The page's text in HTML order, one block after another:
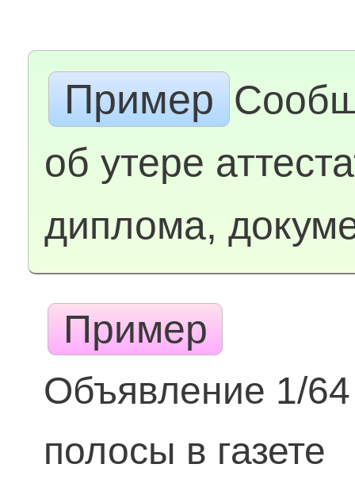
Пример
об утере
диплома,
Пример
Объявление 1/64
полосы в газете